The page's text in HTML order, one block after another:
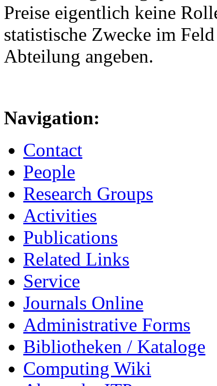
Preise eigentlich keine
statistische Zwecke im
Abteilung angeben.
Navigation:
Contact
People
Research Groups
Activities
Publications
Related Links
Service
Journals Online
Administrative Forms
Bibliotheken / Kataloge
Computing Wiki